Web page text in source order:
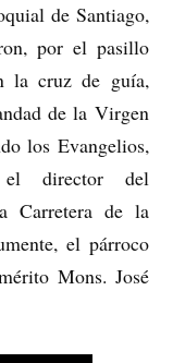
de Santiago,
por el pasillo
la cruz de guía,
de la Virgen
los Evangelios,
el director del
Carretera de la
el párroco
Mons. José